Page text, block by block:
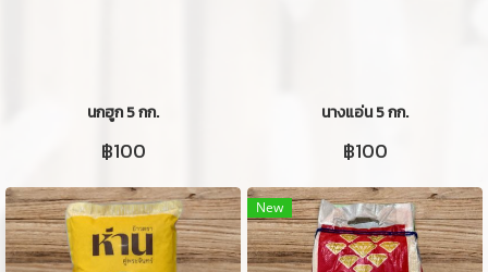
นกฮูก 5 กก.
฿100
นางแอ่น 5 กก.
฿100
New